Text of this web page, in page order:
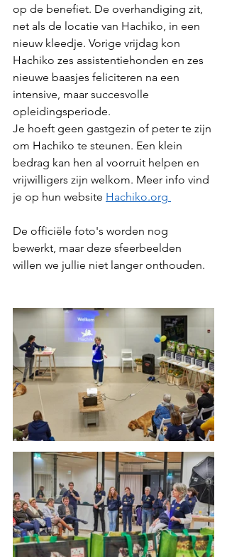
op de benefiet. De overhandiging zit,
net als de locatie van Hachiko, in een
nieuw kleedje. Vorige vrijdag kon
Hachiko zes assistentiehonden en zes
nieuwe baasjes feliciteren na een
intensive, maar succesvolle
opleidingsperiode.
Je hoeft geen gastgezin of peter te zijn
om Hachiko te steunen. Een klein
bedrag kan hen al voorruit helpen en
vrijwilligers zijn welkom. Meer info vind
je op hun website Hachiko.org
De officiële foto's worden nog
bewerkt, maar deze sfeerbeelden
willen we jullie niet langer onthouden.